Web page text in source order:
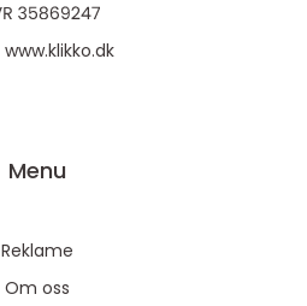
www.klikko.dk
Menu
Reklame
Om oss